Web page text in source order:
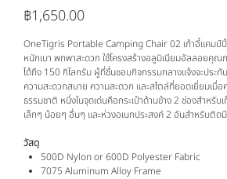
ราคา
฿1,650.00
OneTigris Portable Camping Chair 02 เก้าอี้แคมป์ปิ้
หนักเบา พกพาสะดวก ใช้โครงสร้างอลูมิเนียมอัลลอยคุ
ได้ถึง 150 กิโลกรัม ผู้ที่ชื่นชอบกิจกรรมกลางแจ้งจะประทั
ความสะดวกสบาย ความสะดวก และสไตล์ที่ยอดเยี่ยมเมื่
ธรรมชาติ หนึ่งในจุดเด่นคือกระเป๋าด้านข้าง 2 ช่องสำหรั
เล็กๆ น้อยๆ อื่นๆ และห่วงอเนกประสงค์ 2 อันสำหรับติ
วัสดุ
500D Nylon or 600D Polyester Fabric
7075 Aluminum Alloy Frame